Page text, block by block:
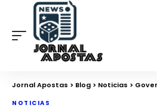
Jornal Apostas > Blog > Noticias >
NOTICIAS